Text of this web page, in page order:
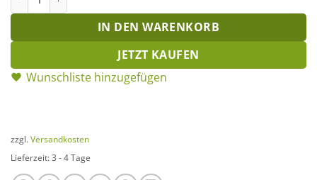
IN DEN WARENKORB
JETZT KAUFEN
Wunschliste hinzugefügen
zzgl. Versandkosten
Lieferzeit: 3 - 4 Tage